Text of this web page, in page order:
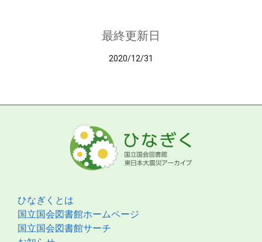
最終更新日
2020/12/31
ひなぎくとは
国立国会図書館ホームページ
国立国会図書館サーチ